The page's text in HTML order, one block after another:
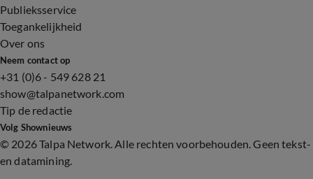
Publieksservice
Toegankelijkheid
Over ons
Neem contact op
+31 (0)6 - 549 628 21
show@talpanetwork.com
Tip de redactie
Volg Shownieuws
© 2026 Talpa Network. Alle rechten voorbehouden. Geen tekst-
en datamining.